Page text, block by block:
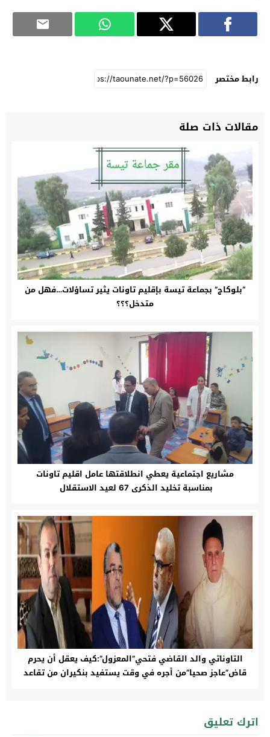
رابط مختصر
مقالات ذات صلة
“بلوكاج” بجماعة تيسة بإقليم تاونات يثير تساؤلات…فهل من
متدخل؟؟؟
مشاريع اجتماعية يعطي انطلاقتها عامل اقليم تاونات
بمناسبة تخليد الذكرى 67 لعيد الاستقلال ‎‎
التاوناتي والد القاضي فتحي”المعزول”:كيف يعقل أن يحرم
قاض”عاجز صحيا”من أجره في وقت يستفيد بنكيران من تقاعد
اترك تعليق